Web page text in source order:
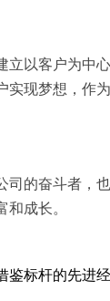
以客户为中
现梦想，作为
的奋斗者，
成长。
标杆的先进